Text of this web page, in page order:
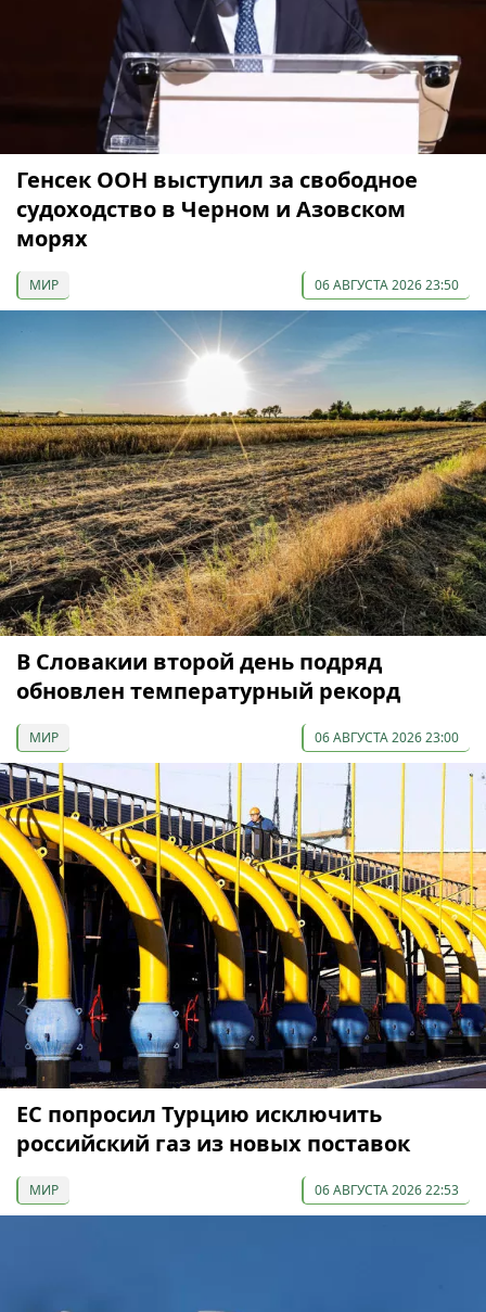
Генсек ООН выступил за свободное
судоходство в Черном и Азовском
морях
МИР 06 АВГУСТА 2026 23:50
В Словакии второй день подряд
обновлен температурный рекорд
МИР 06 АВГУСТА 2026 23:00
ЕС попросил Турцию исключить
российский газ из новых поставок
МИР 06 АВГУСТА 2026 22:53